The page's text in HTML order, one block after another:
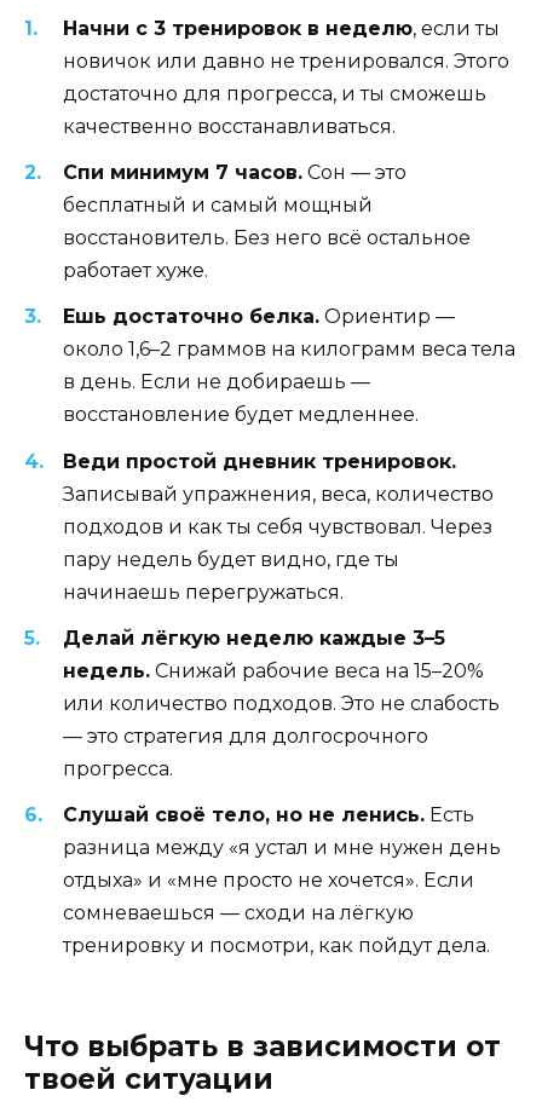
Начни с 3 тренировок в неделю, если ты
новичок или давно не тренировался. Этого
достаточно для прогресса, и ты сможешь
качественно восстанавливаться.
Спи минимум 7 часов. Сон — это
бесплатный и самый мощный
восстановитель. Без него всё остальное
работает хуже.
Ешь достаточно белка. Ориентир —
около 1,6–2 граммов на килограмм веса тела
в день. Если не добираешь —
восстановление будет медленнее.
Веди простой дневник тренировок.
Записывай упражнения, веса, количество
подходов и как ты себя чувствовал. Через
пару недель будет видно, где ты
начинаешь перегружаться.
Делай лёгкую неделю каждые 3–5
недель. Снижай рабочие веса на 15–20%
или количество подходов. Это не слабость
— это стратегия для долгосрочного
прогресса.
Слушай своё тело, но не ленись. Есть
разница между «я устал и мне нужен день
отдыха» и «мне просто не хочется». Если
сомневаешься — сходи на лёгкую
тренировку и посмотри, как пойдут дела.
Что выбрать в зависимости от
твоей ситуации